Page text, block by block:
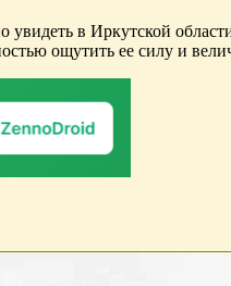
в Иркутской
ощутить ее силу и